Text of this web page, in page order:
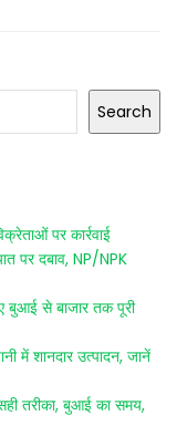
Search
पर कार्रवाई
पर दबाव, NP/NPK
बुआई से बाजार तक पूरी
में शानदार उत्पादन, जानें
तरीका, बुआई का समय,